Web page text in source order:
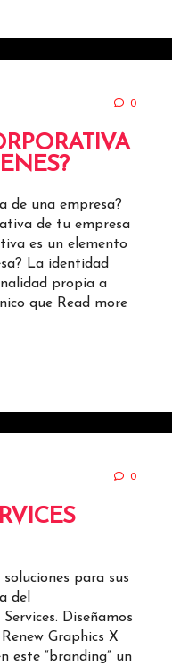
0
de una empresa?
de tu empresa
es un elemento
La identidad
propia a
que Read more
0
para sus
del
Diseñamos
Graphics X
este “branding” un